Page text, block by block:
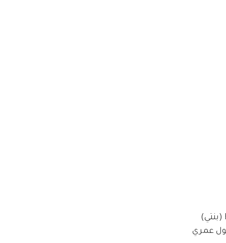
ونشر كريم صورة من حفل التخرج، وأرفقها برسالة مؤثرة قال فيها: "صورة من يوم مهم.. يوم تخرج الـ Khadooj (بنتي)
عمري